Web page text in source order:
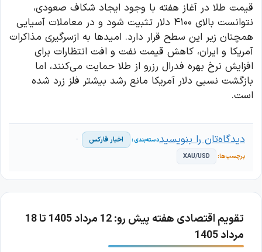
قیمت طلا در آغاز هفته با وجود ایجاد شکاف صعودی،
نتوانست بالای ۴۱۰۰ دلار تثبیت شود و در معاملات آسیایی
همچنان زیر این سطح قرار دارد. امیدها به ازسرگیری مذاکرات
آمریکا و ایران، کاهش قیمت نفت و افت انتظارات برای
افزایش نرخ بهره فدرال رزرو از طلا حمایت می‌کنند، اما
بازگشت نسبی دلار آمریکا مانع رشد بیشتر فلز زرد شده
است.
اخبار فارکس
XAU/USD
دیدگاه‌تان را بنویسید
تقویم اقتصادی هفته پیش رو: 12 مرداد 1405 تا 18
مرداد 1405